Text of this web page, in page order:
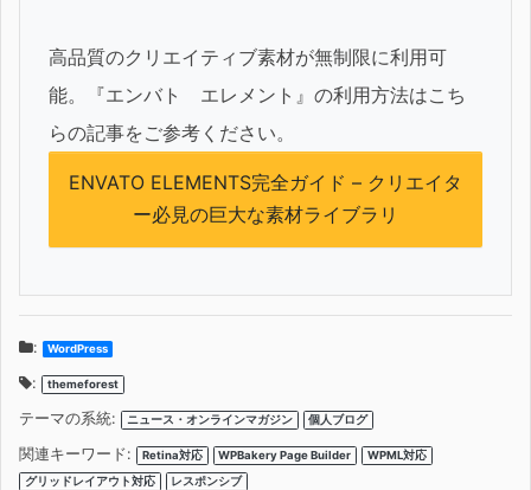
高品質のクリエイティブ素材が無制限に利用可
能。『エンバト エレメント』の利用方法はこち
らの記事をご参考ください。
ENVATO ELEMENTS完全ガイド – クリエイタ
ー必見の巨大な素材ライブラリ
: WordPress
: themeforest
テーマの系統: ニュース・オンラインマガジン 個人ブログ
関連キーワード: Retina対応 WPBakery Page Builder
WPML対応
グリッドレイアウト対応
レスポンシブ